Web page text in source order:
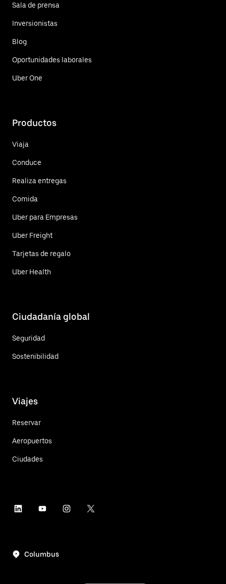
Sala de prensa
Inversionistas
Blog
Oportunidades laborales
Uber One
Productos
Viaja
Conduce
Realiza entregas
Comida
Uber para Empresas
Uber Freight
Tarjetas de regalo
Uber Health
Ciudadanía global
Seguridad
Sostenibilidad
Viajes
Reservar
Aeropuertos
Ciudades
Columbus